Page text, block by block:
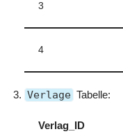
3
4
Verlage Tabelle:
Verlag_ID